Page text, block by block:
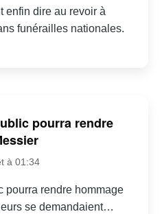
enfin dire au revoir à
funérailles nationales.
pourra rendre
à 01:34
pourra rendre hommage
se demandaient…